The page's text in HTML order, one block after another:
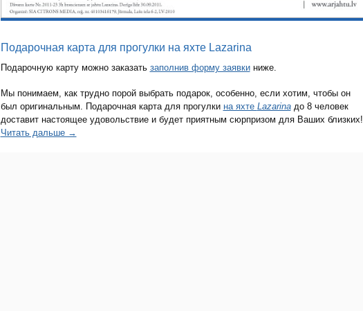
Подарочная карта для прогулки на яхте Lazarina
Подарочную карту можно заказать заполнив форму заявкиниже.
Мы понимаем, как трудно порой выбрать подарок, особенно, если хотим, чтобы он
был оригинальным. Подарочная карта для прогулки на яхте Lazarinaдо 8 человек
доставит настоящее удовольствие и будет приятным сюрпризом для Ваших близких!
Читать дальше →